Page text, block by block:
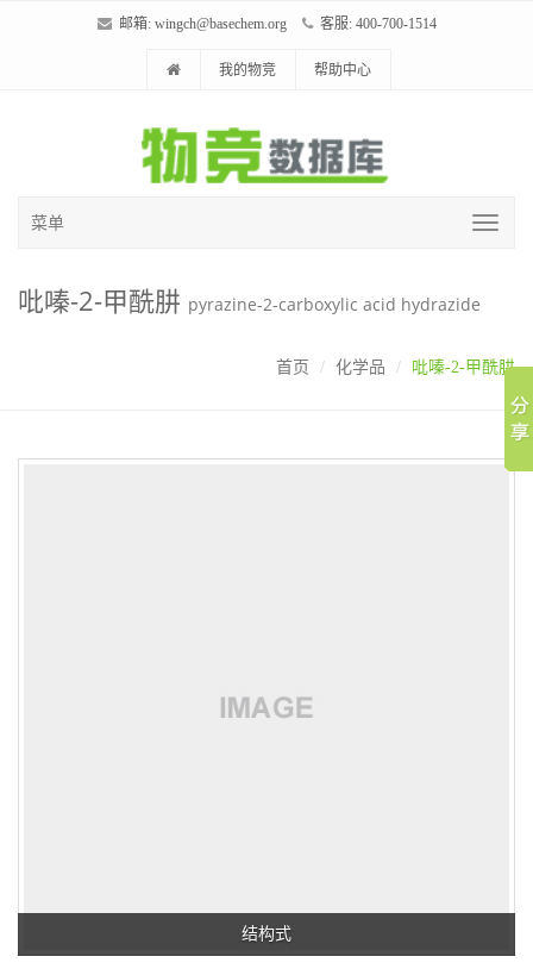
邮箱: wingch@basechem.org 客服: 400-700-1514
我的物竞 帮助中心
菜单
吡嗪-2-甲酰肼 pyrazine-2-carboxylic acid hydrazide
首页 化学品 吡嗪-2-甲酰肼
结构式